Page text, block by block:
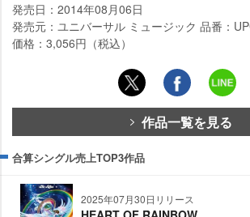
発売日：2014年08月06日
発売元：ユニバーサル ミュージック 品番：
価格：3,056円（税込）
作品一覧を見る
合算シングル売上TOP3作品
2025年07月30日リリース